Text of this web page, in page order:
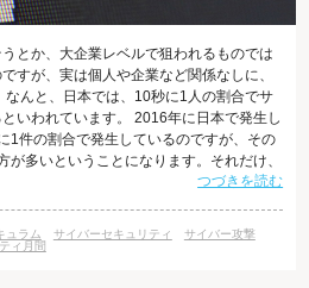
とか、大企業レベルで狙われるものでは
すが、実は個人や企業など関係なしに、
んと、日本では、10秒に1人の割合でサ
いわれています。 2016年に日本で発生し
1件の割合で発生しているのですが、その
多いということになります。それだけ、
あるものなのです。 また、ウイルス対策
Web サイトの 4 分の 3 に
つづきを読む
ュラム サイバーセキュリティ
サイバー攻撃
ィ月間